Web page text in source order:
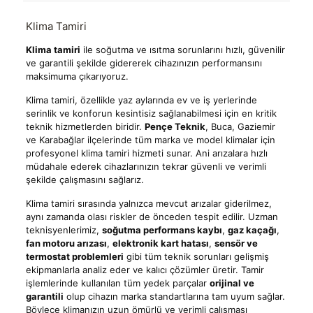
Klima Tamiri
Klima tamiri ile soğutma ve ısıtma sorunlarını hızlı, güvenilir
ve garantili şekilde gidererek cihazınızın performansını
maksimuma çıkarıyoruz.
Klima tamiri, özellikle yaz aylarında ev ve iş yerlerinde
serinlik ve konforun kesintisiz sağlanabilmesi için en kritik
teknik hizmetlerden biridir. Pençe Teknik, Buca, Gaziemir
ve Karabağlar ilçelerinde tüm marka ve model klimalar için
profesyonel klima tamiri hizmeti sunar. Ani arızalara hızlı
müdahale ederek cihazlarınızın tekrar güvenli ve verimli
şekilde çalışmasını sağlarız.
Klima tamiri sırasında yalnızca mevcut arızalar giderilmez,
aynı zamanda olası riskler de önceden tespit edilir. Uzman
teknisyenlerimiz, soğutma performans kaybı, gaz kaçağı,
fan motoru arızası, elektronik kart hatası, sensör ve
termostat problemleri gibi tüm teknik sorunları gelişmiş
ekipmanlarla analiz eder ve kalıcı çözümler üretir. Tamir
işlemlerinde kullanılan tüm yedek parçalar orijinal ve
garantili olup cihazın marka standartlarına tam uyum sağlar.
Böylece klimanızın uzun ömürlü ve verimli çalışması